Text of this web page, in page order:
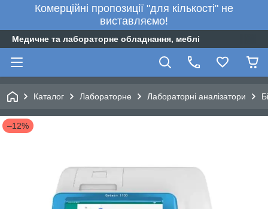
Комерційні пропозиції "для кількості" не
виставляємо!
Медичне та лабораторне обладнання, меблі
Каталог Лабораторне Лабораторні аналізатори
–12%